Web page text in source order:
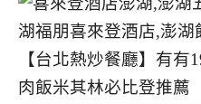
【台北熱炒餐廳】有有
肉飯米其林必比登推薦